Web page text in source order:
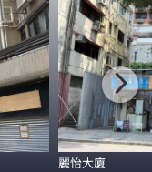
麗怡大廈